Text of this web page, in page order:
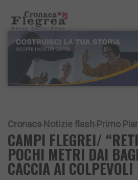
Cronaca Notizie flash Primo
CAMPI FLEGREI/
POCHI METRI DAI
CACCIA AI COLPEVOLI